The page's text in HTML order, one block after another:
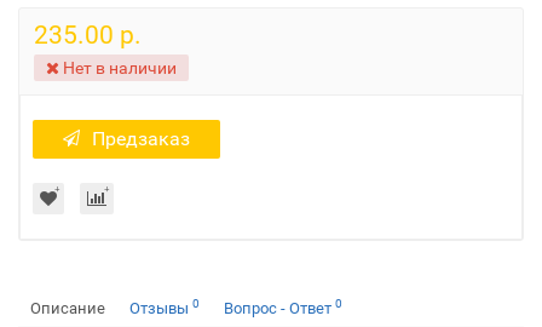
235.00 р.
Нет в наличии
Предзаказ
Описание Отзывы 0 Вопрос - Ответ 0